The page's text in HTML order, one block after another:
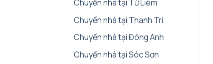
Chuyển nhà tại Từ Liêm
Chuyển nhà tại Thanh Trì
Chuyển nhà tại Đông Anh
Chuyển nhà tại Sóc Sơn